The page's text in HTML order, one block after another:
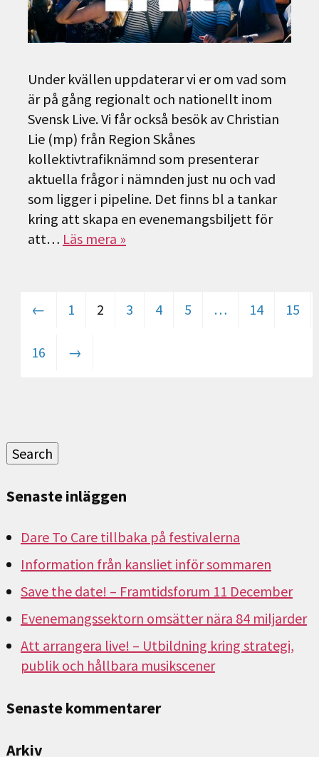
Under kvällen uppdaterar vi er om vad som
är på gång regionalt och nationellt inom
Svensk Live. Vi får också besök av Christian
Lie (mp) från Region Skånes
kollektivtrafiknämnd som presenterar
aktuella frågor i nämnden just nu och vad
som ligger i pipeline. Det finns bl a tankar
kring att skapa en evenemangsbiljett för
att… Läs mera »
← 1 2 3 4 5 … 14 15
16 →
Search
Senaste inläggen
Dare To Care tillbaka på festivalerna
Information från kansliet inför sommaren
Save the date! – Framtidsforum 11 December
Evenemangssektorn omsätter nära 84 miljarder
Att arrangera live! – Utbildning kring strategi,
publik och hållbara musikscener
Senaste kommentarer
Arkiv